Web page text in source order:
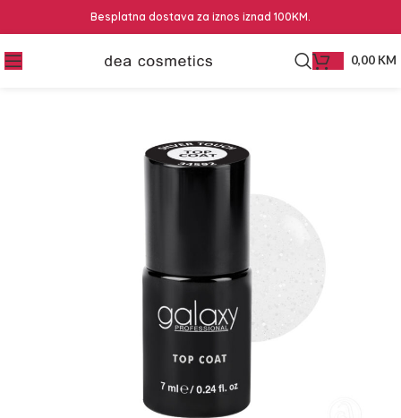
Besplatna dostava za iznos iznad 100KM.
0,00 KM